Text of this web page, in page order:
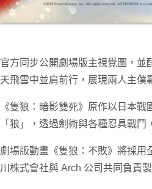
官方同步公開劇場版主視覺圖，
天飛雪中並肩前行，展現兩人主僕
《隻狼：暗影雙死》原作以日本
「狼」，透過劍術與各種忍具戰
劇場版動畫《隻狼：不敗》將採
川株式會社與 Arch 公司共同負責